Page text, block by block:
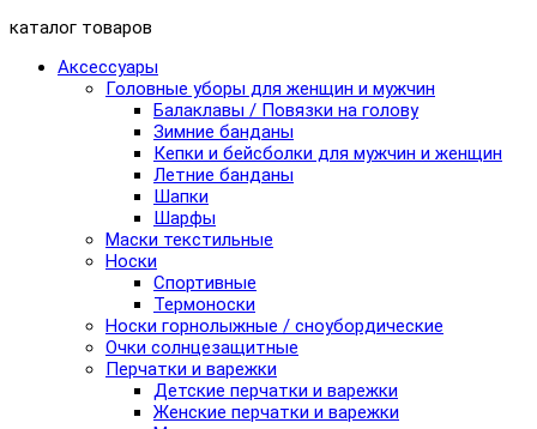
каталог товаров
Аксессуары
Головные уборы для женщин и мужчин
Балаклавы / Повязки на голову
Зимние банданы
Кепки и бейсболки для мужчин и женщин
Летние банданы
Шапки
Шарфы
Маски текстильные
Носки
Спортивные
Термоноски
Носки горнолыжные / сноубордические
Очки солнцезащитные
Перчатки и варежки
Детские перчатки и варежки
Женские перчатки и варежки